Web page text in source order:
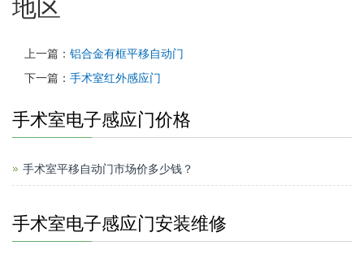
地区
上一篇： 铝合金有框平移自动门
下一篇： 手术室红外感应门
手术室电子感应门价格
手术室平移自动门市场价多少钱？
手术室电子感应门安装维修